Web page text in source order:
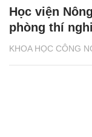
KHOA HỌC CÔNG
Học viện
phòng thí